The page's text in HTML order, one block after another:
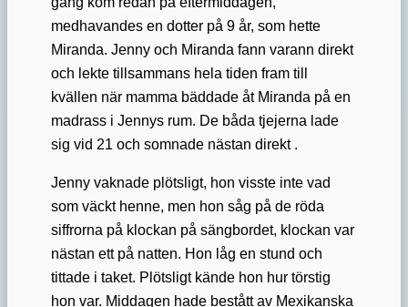
medhavandes en dotter på 9 år, som hette
Miranda. Jenny och Miranda fann varann direkt
och lekte tillsammans hela tiden fram till
kvällen när mamma bäddade åt Miranda på en
madrass i Jennys rum. De båda tjejerna lade
sig vid 21 och somnade nästan direkt .
Jenny vaknade plötsligt, hon visste inte vad
som väckt henne, men hon såg på de röda
siffrorna på klockan på sängbordet, klockan var
nästan ett på natten. Hon låg en stund och
tittade i taket. Plötsligt kände hon hur törstig
hon var. Middagen hade bestått av Mexikanska